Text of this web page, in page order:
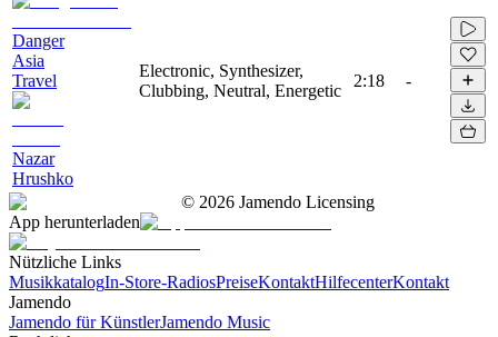
Danger
Asia
Travel
Nazar
Hrushko
Electronic, Synthesizer,
Clubbing, Neutral, Energetic
2:18 -
© 2026 Jamendo Licensing
App herunterladen
Nützliche Links
MusikkatalogIn-Store-RadiosPreiseKontaktHilfecenterKontakt
Jamendo
Jamendo für KünstlerJamendo Music